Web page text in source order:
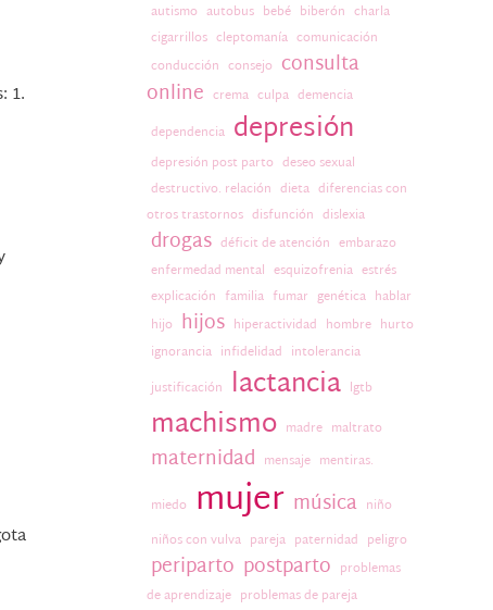
1.
autismo autobus bebé biberón charla
cigarrillos cleptomanía comunicación
conducción consejo consulta
online crema culpa demencia
dependencia depresión
depresión post parto deseo sexual
destructivo. relación dieta diferencias con
otros trastornos disfunción dislexia
drogas déficit de atención embarazo
enfermedad mental esquizofrenia estrés
explicación familia fumar genética hablar
hijo hijos hiperactividad hombre hurto
ignorancia infidelidad intolerancia
justificación lactancia lgtb
machismo madre maltrato
maternidad mensaje mentiras.
miedo mujer música niño
niños con vulva pareja paternidad peligro
periparto postparto problemas
de aprendizaje problemas de pareja